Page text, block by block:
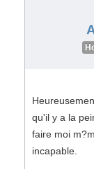
qu'il y a la
faire moi
incapable.